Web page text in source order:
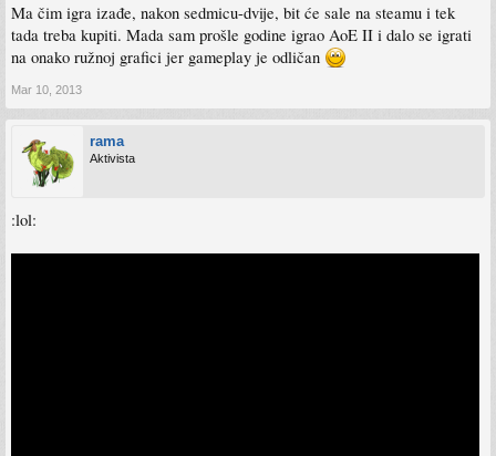
Ma čim igra izađe, nakon sedmicu-dvije, bit će sale na steamu i tek
tada treba kupiti. Mada sam prošle godine igrao AoE II i dalo se igrati
na onako ružnoj grafici jer gameplay je odličan
Mar 10, 2013
rama
Aktivista
:lol: